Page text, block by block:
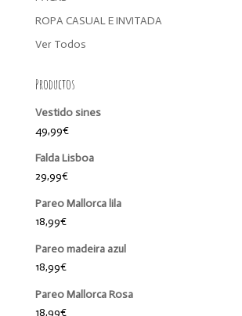
ROPA CASUAL E INVITADA
Ver Todos
Productos
Vestido sines
49,99€
Falda Lisboa
29,99€
Pareo Mallorca lila
18,99€
Pareo madeira azul
18,99€
Pareo Mallorca Rosa
18,99€